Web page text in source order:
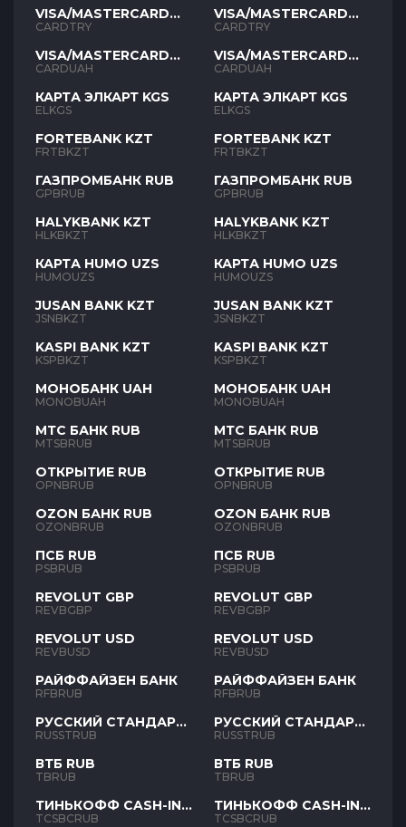
VISA/MASTERCARD
TYR
CARDTRY
VISA/MASTERCARD
UAH
CARDUAH
КАРТА ЭЛКАРТ KGS
ELKGS
FORTEBANK KZT
FRTBKZT
ГАЗПРОМБАНК RUB
GPBRUB
HALYKBANK KZT
HLKBKZT
КАРТА HUMO UZS
HUMOUZS
JUSAN BANK KZT
JSNBKZT
KASPI BANK KZT
KSPBKZT
МОНОБАНК UAH
MONOBUAH
МТС БАНК RUB
MTSBRUB
ОТКРЫТИЕ RUB
OPNBRUB
OZON БАНК RUB
OZONBRUB
ПСБ RUB
PSBRUB
REVOLUT GBP
REVBGBP
REVOLUT USD
REVBUSD
РАЙФФАЙЗЕН БАНК
RFBRUB
РУССКИЙ СТАНДАРТ
RUB
RUSSTRUB
ВТБ RUB
TBRUB
ТИНЬКОФФ CASH-IN
RUB
TCSBCRUB
VISA/MASTERCARD
TYR
CARDTRY
VISA/MASTERCARD
UAH
CARDUAH
КАРТА ЭЛКАРТ KGS
ELKGS
FORTEBANK KZT
FRTBKZT
ГАЗПРОМБАНК RUB
GPBRUB
HALYKBANK KZT
HLKBKZT
КАРТА HUMO UZS
HUMOUZS
JUSAN BANK KZT
JSNBKZT
KASPI BANK KZT
KSPBKZT
МОНОБАНК UAH
MONOBUAH
МТС БАНК RUB
MTSBRUB
ОТКРЫТИЕ RUB
OPNBRUB
OZON БАНК RUB
OZONBRUB
ПСБ RUB
PSBRUB
REVOLUT GBP
REVBGBP
REVOLUT USD
REVBUSD
РАЙФФАЙЗЕН БАНК
RFBRUB
РУССКИЙ СТАНДАРТ
RUB
RUSSTRUB
ВТБ RUB
TBRUB
ТИНЬКОФФ CASH-IN
RUB
TCSBCRUB